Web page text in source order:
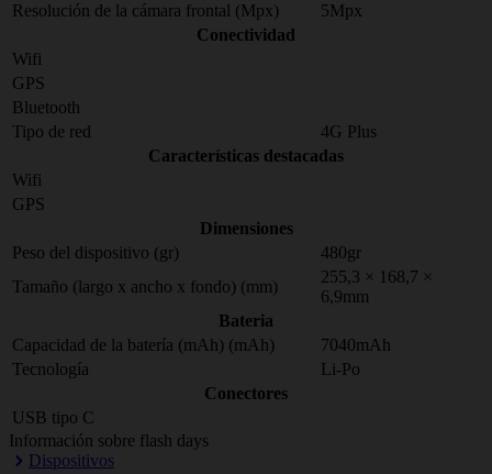
Resolución de la cámara frontal (Mpx)
5Mpx
Conectividad
Wifi
GPS
Bluetooth
Tipo de red
4G Plus
Características destacadas
Wifi
GPS
Dimensiones
Peso del dispositivo (gr)
480gr
Tamaño (largo x ancho x fondo) (mm)
255,3 × 168,7 ×
6,9mm
Bateria
Capacidad de la batería (mAh) (mAh)
7040mAh
Tecnología
Li-Po
Conectores
USB tipo C
Información sobre flash days
Dispositivos